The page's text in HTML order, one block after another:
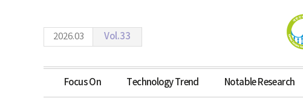
2026.03 Vol.33
Focus On Technology Trend Notable Research